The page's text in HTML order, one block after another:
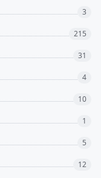
3
215
31
4
10
1
5
12